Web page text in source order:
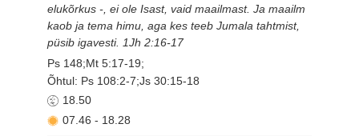
elukõrkus -, ei ole Isast, vaid maailmast. Ja maailm
kaob ja tema himu, aga kes teeb Jumala tahtmist,
püsib igavesti. 1Jh 2:16-17
Ps 148;Mt 5:17-19;
Õhtul: Ps 108:2-7;Js 30:15-18
18.50
07.46 - 18.28